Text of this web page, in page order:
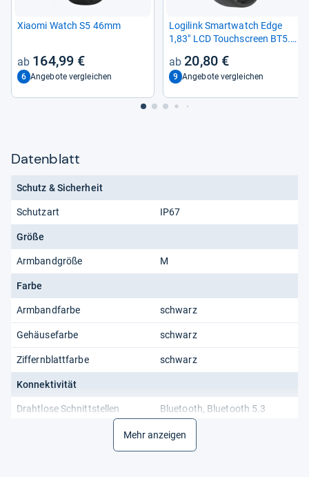
Xiaomi Watch S5 46mm
164,99 €
6 Angebote vergleichen
Logi­link Smart­watch Edge
1,83" LCD Touch­s­creen BT5.2
20,80 €
9 Angebote vergleichen
Datenblatt
Schutz & Sicherheit
Schutzart IP67
Größe
Armbandgröße M
Farbe
Armbandfarbe schwarz
Gehäusefarbe schwarz
Ziffernblattfarbe schwarz
Konnektivität
Drahtlose Schnittstellen Bluetooth, Bluetooth 5.3
Mehr anzeigen